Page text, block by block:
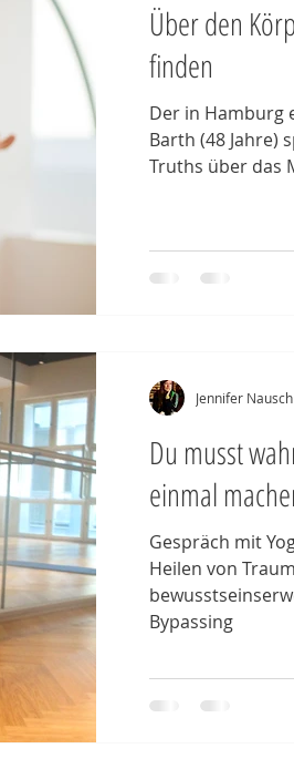
Über den
finden
Der in Hamburg
Barth (48 Jahre)
Truths über das
Du musst
einmal
Gespräch mit
Heilen von
Bypassing
Jennifer Nausch